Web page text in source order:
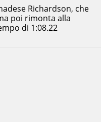
Richardson, che
poi rimonta alla
di 1:08.22